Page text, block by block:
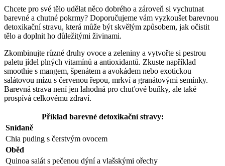
Chcete pro své tělo udělat něco dobrého a zároveň si vychutnat
barevné a chutné pokrmy? Doporučujeme vám vyzkoušet barevnou
detoxikační stravu, která může být skvělým způsobem, jak očistit
tělo a doplnit ho důležitými živinami.
Zkombinujte různé druhy ovoce a zeleniny a vytvořte si pestrou
paletu jídel plných vitamínů a antioxidantů. Zkuste například
smoothie s mangem, špenátem a avokádem nebo exotickou
salátovou mízu s červenou řepou, mrkví a granátovými semínky.
Barevná strava není jen lahodná pro chuťové buňky, ale také
prospívá celkovému zdraví.
Příklad barevné detoxikační stravy:
Snídaně
Chia puding s čerstvým ovocem
Oběd
Quinoa salát s pečenou dýní a vlašskými ořechy